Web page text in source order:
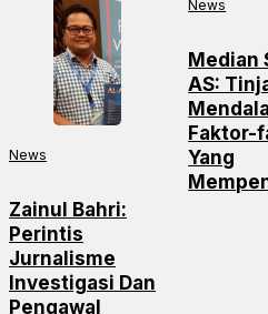
News
Zainul Bahri:
Perintis
Jurnalisme
Investigasi Dan
Pengawal
News
Median
AS:
Faktor-
Yang